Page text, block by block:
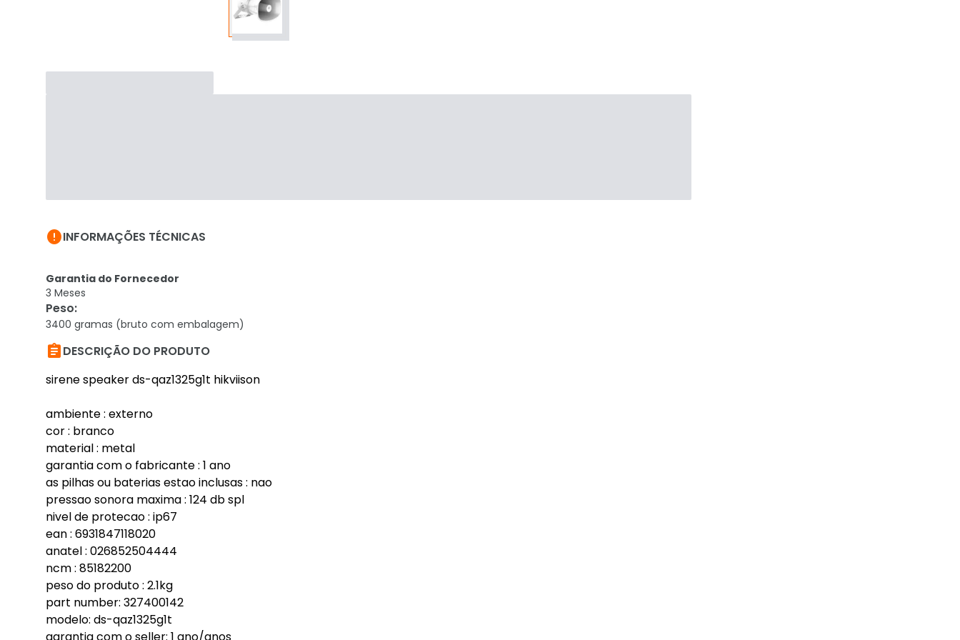
INFORMAÇÕES TÉCNICAS
Garantia do Fornecedor
3 Meses
Peso:
3400 gramas (bruto com embalagem)
DESCRIÇÃO DO PRODUTO
sirene speaker ds-qaz1325g1t hikviison
ambiente : externo
cor : branco
material : metal
garantia com o fabricante : 1 ano
as pilhas ou baterias estao inclusas : nao
pressao sonora maxima : 124 db spl
nivel de protecao : ip67
ean : 6931847118020
anatel : 026852504444
ncm : 85182200
peso do produto : 2.1kg
part number: 327400142
modelo: ds-qaz1325g1t